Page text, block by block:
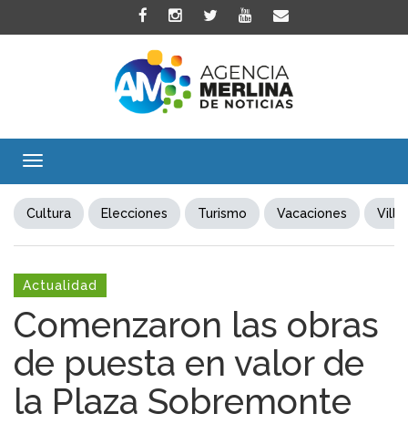
Toggle
Cultura Elecciones Turismo Vacaciones Villa
Actualidad
Comenzaron las obras
de puesta en valor de
la Plaza Sobremonte